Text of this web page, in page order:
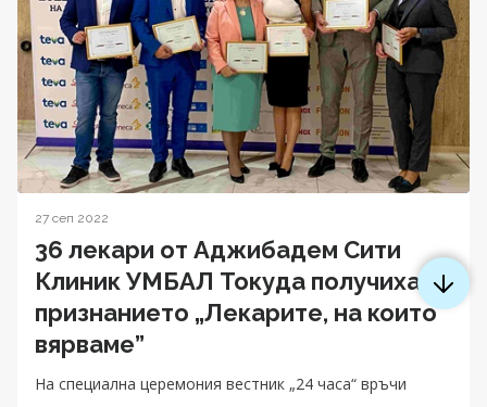
27 сеп 2022
36 лекари от Аджибадем Сити
Клиник УМБАЛ Токуда получиха
признанието „Лекарите, на които
вярваме”
На специална церемония вестник „24 часа“ връчи